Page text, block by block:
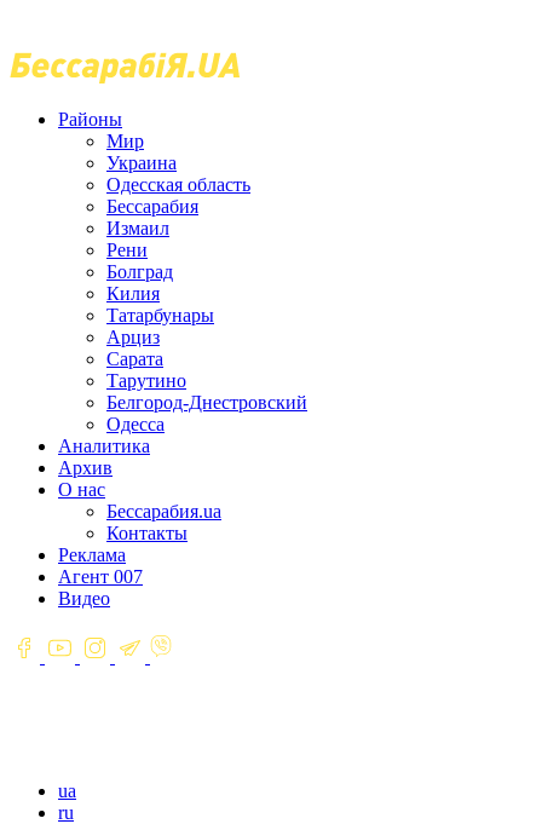
Районы
Мир
Украина
Одесская область
Бессарабия
Измаил
Рени
Болград
Килия
Татарбунары
Арциз
Сарата
Тарутино
Белгород-Днестровский
Одесса
Аналитика
Архив
О нас
Бессарабия.ua
Контакты
Реклама
Агент 007
Видео
ua
ru